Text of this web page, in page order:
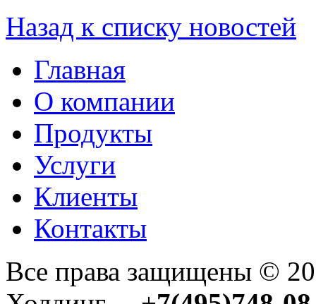
Назад к списку новостей
Главная
О компании
Продукты
Услуги
Клиенты
Контакты
Все права защищены ©